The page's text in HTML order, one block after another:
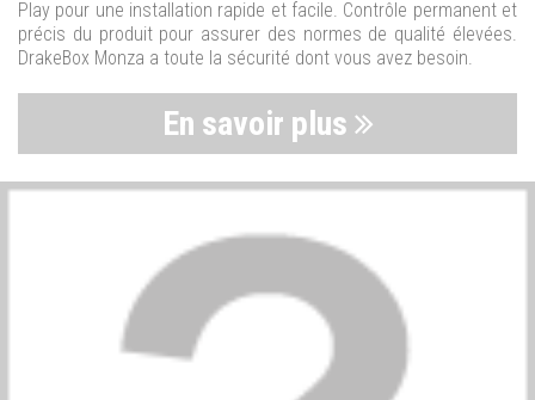
Play pour une installation rapide et facile. Contrôle permanent et
précis du produit pour assurer des normes de qualité élevées.
DrakeBox Monza a toute la sécurité dont vous avez besoin.
En savoir plus